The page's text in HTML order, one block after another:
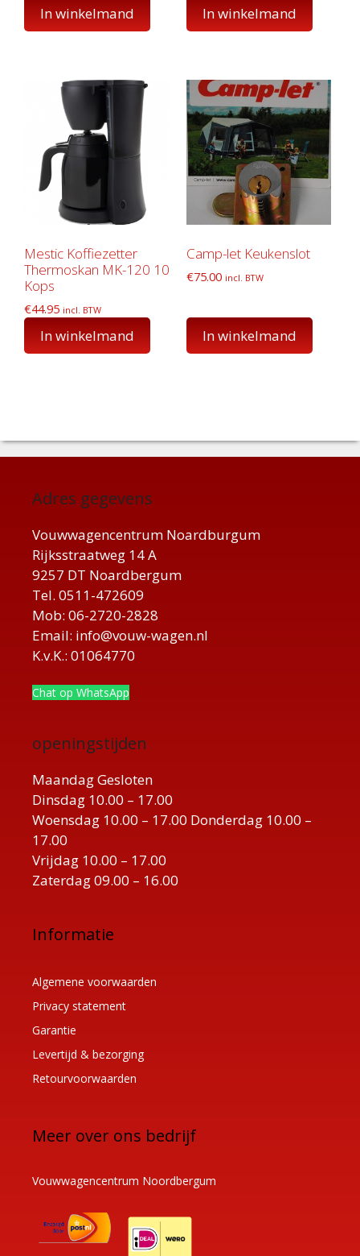
In winkelmand In winkelmand
Mestic Koffiezetter
Thermoskan MK-120 10
Kops
€44.95 incl. BTW
In winkelmand
Camp-let Keukenslot
€75.00 incl. BTW
In winkelmand
Adres gegevens
Vouwwagencentrum Noardburgum
Rijksstraatweg 14 A
9257 DT Noardbergum
Tel. 0511-472609
Mob: 06-2720-2828
Email: info@vouw-wagen.nl
K.v.K.: 01064770
Chat op WhatsApp
openingstijden
Maandag Gesloten
Dinsdag 10.00 – 17.00
Woensdag 10.00 – 17.00 Donderdag 10.00 –
17.00
Vrijdag 10.00 – 17.00
Zaterdag 09.00 – 16.00
Informatie
Algemene voorwaarden
Privacy statement
Garantie
Levertijd & bezorging
Retourvoorwaarden
Meer over ons bedrijf
Vouwwagencentrum Noordbergum